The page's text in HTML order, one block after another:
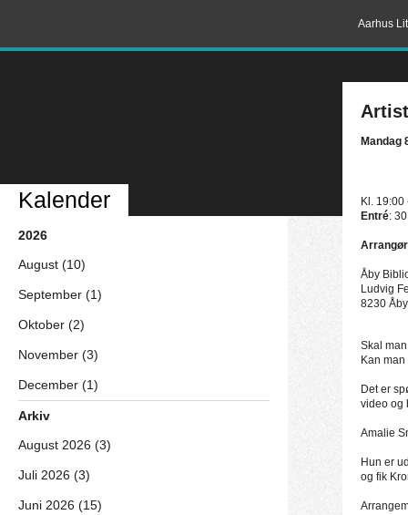
Aarhus
Mandag
Kl. 19:00
Entré:
Åby
Ludvig
8230 Åby
Skal
Kan
Det er
video og
Amalie
Hun er
og fik
Kalender
2026
August (10)
September (1)
Oktober (2)
November (3)
December (1)
Arkiv
August 2026 (3)
Juli 2026 (3)
Juni 2026 (15)